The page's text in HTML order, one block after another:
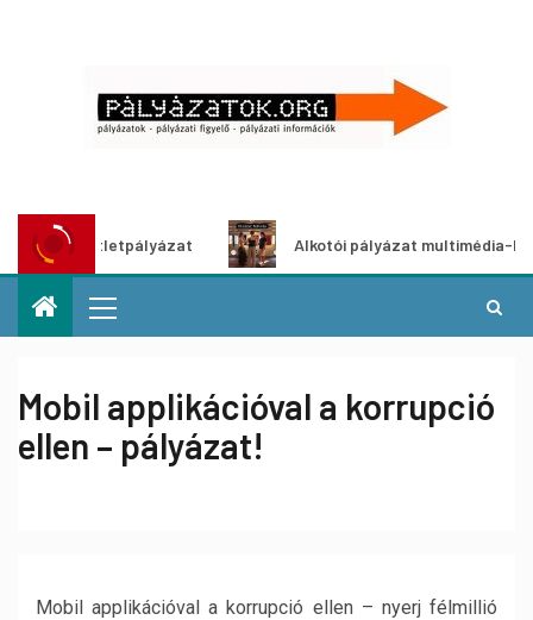
ötletpályázat Alkotói pályázat multimédia-
Mobil applikációval a korrupció
ellen – pályázat!
Mobil applikációval a korrupció ellen – nyerj félmillió